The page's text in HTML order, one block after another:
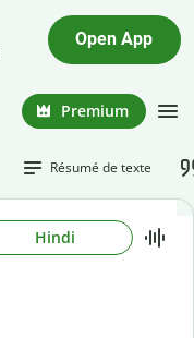
Open App
Premium
Résumé de texte
Hindi